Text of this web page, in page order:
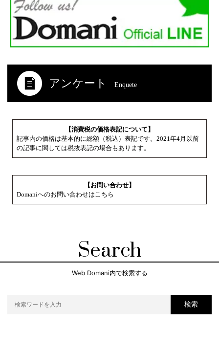
アンケート Enquete
【消費税の価格表記について】
記事内の価格は基本的に総額（税込）表記です。2021年4月以前
の記事に関しては税抜表記の場合もあります。
【お問い合わせ】
Domaniへのお問い合わせはこちら
Search
Web Domani内で検索する
検索